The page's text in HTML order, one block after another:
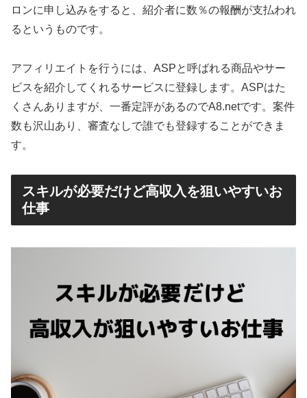
ロンに申し込みをすると、紹介者に数％の報酬が支払われ
るというものです。
アフィリエイトを行うには、ASPと呼ばれる商品やサー
ビスを紹介してくれるサービスに登録します。ASPはた
くさんありますが、一番定評があるのでA8.netです。案件
数も沢山あり、審査なしで誰でも登録することができま
す。
スキルが必要だけど高収入を狙いやすいお
仕事